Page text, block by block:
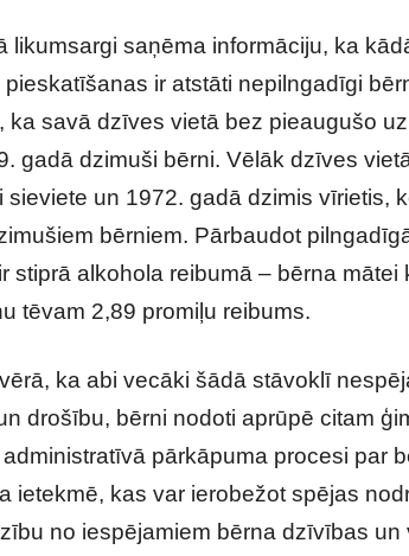
likumsargi saņēma informāciju, ka
ir atstāti nepilngadīgi
ka savā dzīves vietā bez pieaugušo
gadā dzimuši bērni. Vēlāk dzīves
sieviete un 1972. gadā dzimis vīrietis,
bērniem. Pārbaudot
stiprā alkohola reibumā – bērna
tēvam 2,89 promiļu reibums.
ka abi vecāki šādā stāvoklī
drošību, bērni nodoti aprūpē citam
pārkāpuma procesi par
ietekmē, kas var ierobežot spējas
no iespējamiem bērna dzīvības